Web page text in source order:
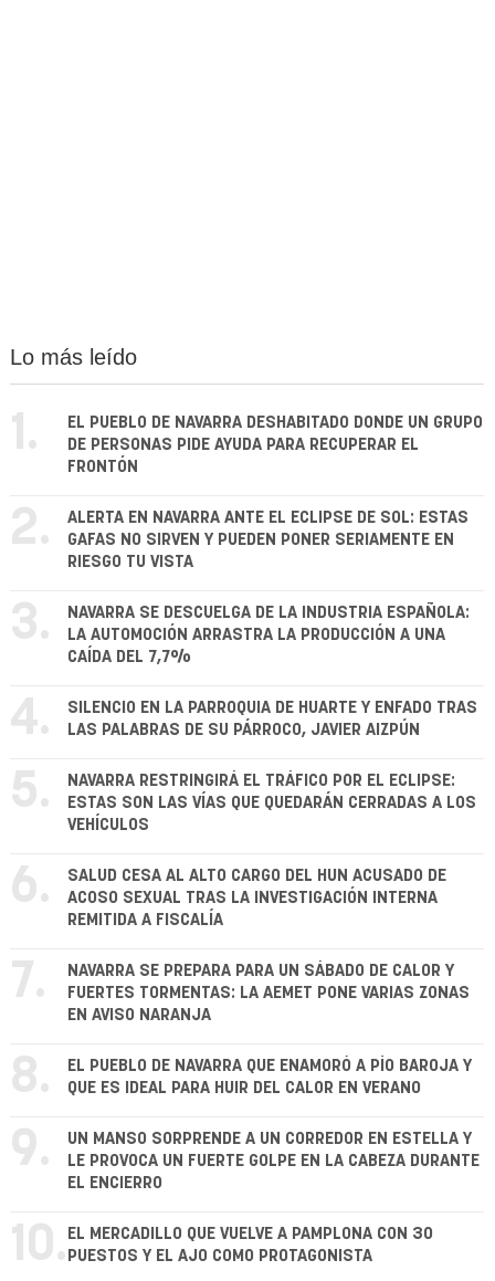
Lo más leído
1.
EL PUEBLO DE NAVARRA DESHABITADO DONDE UN GRUPO
DE PERSONAS PIDE AYUDA PARA RECUPERAR EL
FRONTÓN
2.
ALERTA EN NAVARRA ANTE EL ECLIPSE DE SOL: ESTAS
GAFAS NO SIRVEN Y PUEDEN PONER SERIAMENTE EN
RIESGO TU VISTA
3.
NAVARRA SE DESCUELGA DE LA INDUSTRIA ESPAÑOLA:
LA AUTOMOCIÓN ARRASTRA LA PRODUCCIÓN A UNA
CAÍDA DEL 7,7%
4.
SILENCIO EN LA PARROQUIA DE HUARTE Y ENFADO TRAS
LAS PALABRAS DE SU PÁRROCO, JAVIER AIZPÚN
5.
NAVARRA RESTRINGIRÁ EL TRÁFICO POR EL ECLIPSE:
ESTAS SON LAS VÍAS QUE QUEDARÁN CERRADAS A LOS
VEHÍCULOS
6.
SALUD CESA AL ALTO CARGO DEL HUN ACUSADO DE
ACOSO SEXUAL TRAS LA INVESTIGACIÓN INTERNA
REMITIDA A FISCALÍA
7.
NAVARRA SE PREPARA PARA UN SÁBADO DE CALOR Y
FUERTES TORMENTAS: LA AEMET PONE VARIAS ZONAS
EN AVISO NARANJA
8.
EL PUEBLO DE NAVARRA QUE ENAMORÓ A PÍO BAROJA Y
QUE ES IDEAL PARA HUIR DEL CALOR EN VERANO
9.
UN MANSO SORPRENDE A UN CORREDOR EN ESTELLA Y
LE PROVOCA UN FUERTE GOLPE EN LA CABEZA DURANTE
EL ENCIERRO
10. EL MERCADILLO QUE VUELVE A PAMPLONA CON 30
PUESTOS Y EL AJO COMO PROTAGONISTA